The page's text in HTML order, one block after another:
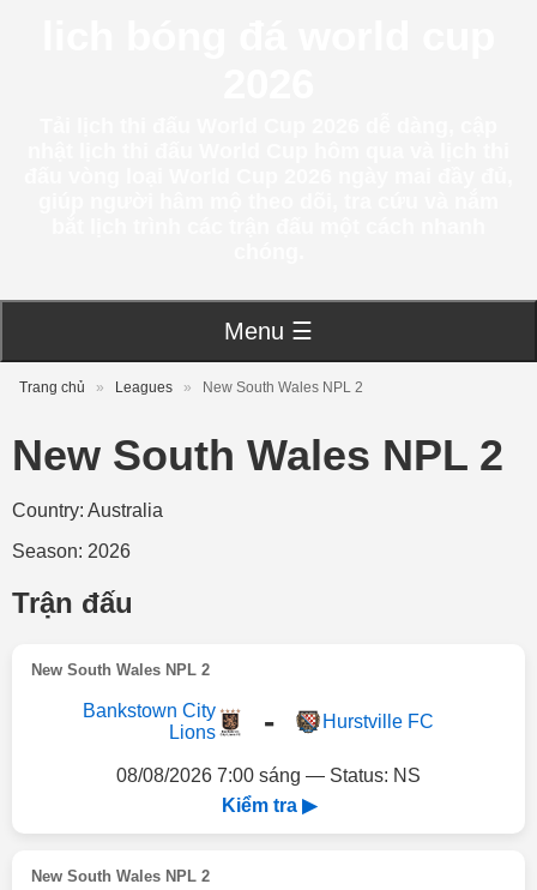
Menu ☰
Trang chủ » Leagues » New South Wales NPL 2
New South Wales NPL 2
Country: Australia
Season: 2026
Trận đấu
New South Wales NPL 2
Bankstown City
Lions
- Hurstville FC
08/08/2026 7:00 sáng — Status: NS
Kiểm tra ▶
New South Wales NPL 2